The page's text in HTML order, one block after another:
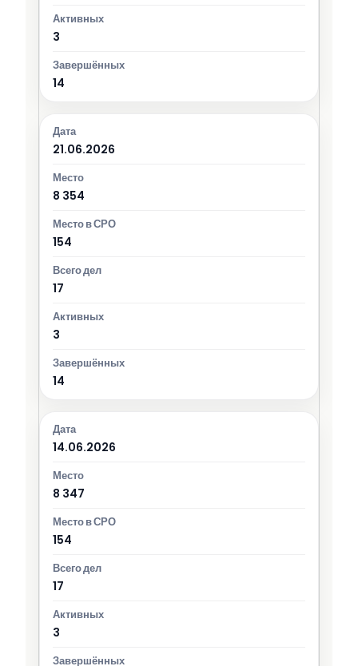
3
14
21.06.2026
8 354
154
17
3
14
14.06.2026
8 347
154
17
3